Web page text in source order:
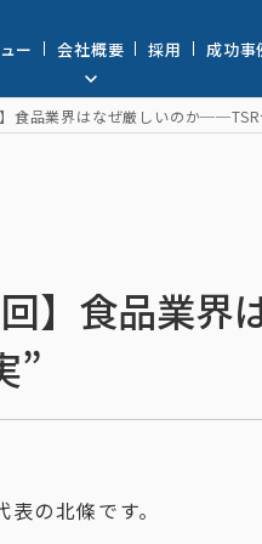
ー 会社概要 採用 成功事
】食品業界はなぜ厳しいのか
回】食品業
”
の北條です。